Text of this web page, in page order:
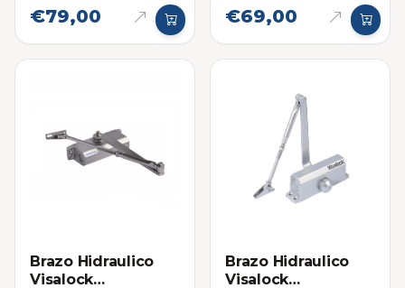
Hasta 80Kg
€79,00
Hasta 60Kg Negro
€69,00
Brazo Hidraulico
Visalock
Brazo Hidraulico
Visalock